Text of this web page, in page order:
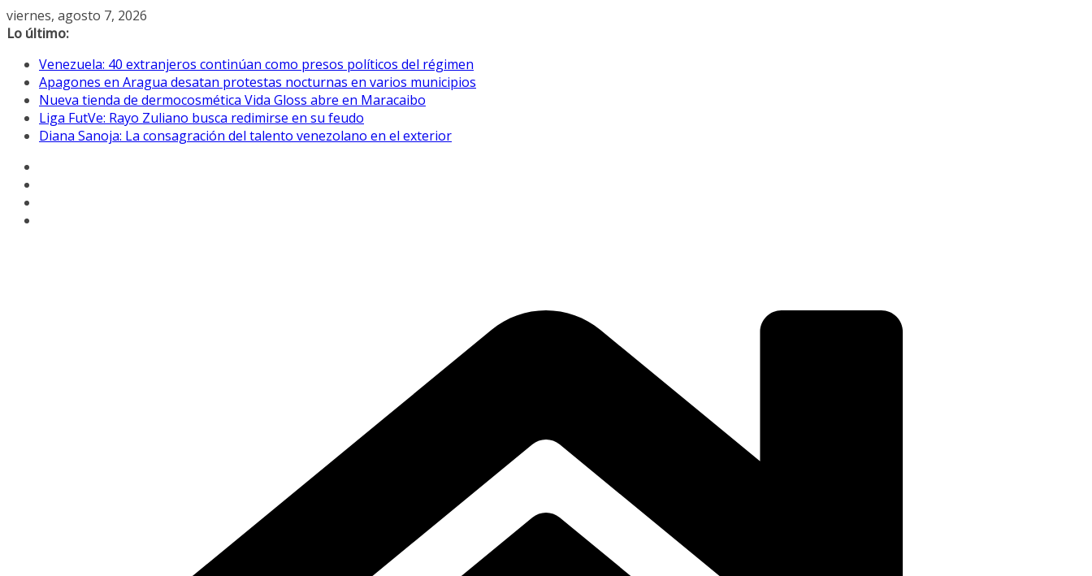
Saltar
al
viernes, agosto 7, 2026
Lo último:
Venezuela: 40 extranjeros continúan como presos políticos del régimen
Apagones en Aragua desatan protestas nocturnas en varios municipios
Nueva tienda de dermocosmética Vida Gloss abre en Maracaibo
Liga FutVe: Rayo Zuliano busca redimirse en su feudo
Diana Sanoja: La consagración del talento venezolano en el exterior